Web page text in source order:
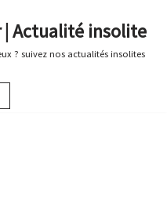
| Actualité insolite
? suivez nos actualités insolites